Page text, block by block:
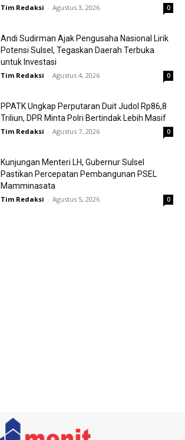
Tim Redaksi - Agustus 3, 2026 0
Andi Sudirman Ajak Pengusaha Nasional Lirik
Potensi Sulsel, Tegaskan Daerah Terbuka
untuk Investasi
Tim Redaksi - Agustus 4, 2026 0
PPATK Ungkap Perputaran Duit Judol Rp86,8
Triliun, DPR Minta Polri Bertindak Lebih Masif
Tim Redaksi - Agustus 7, 2026 0
Kunjungan Menteri LH, Gubernur Sulsel
Pastikan Percepatan Pembangunan PSEL
Mamminasata
Tim Redaksi - Agustus 5, 2026 0